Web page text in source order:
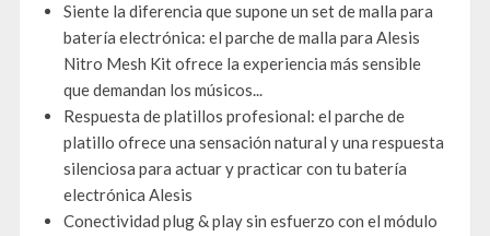
Siente la diferencia que supone un set de malla para
batería electrónica: el parche de malla para Alesis
Nitro Mesh Kit ofrece la experiencia más sensible
que demandan los músicos...
Respuesta de platillos profesional: el parche de
platillo ofrece una sensación natural y una respuesta
silenciosa para actuar y practicar con tu batería
electrónica Alesis
Conectividad plug & play sin esfuerzo con el módulo